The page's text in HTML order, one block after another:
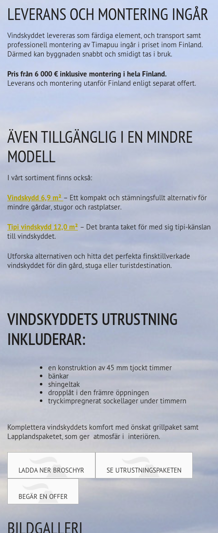
LEVERANS OCH MONTERING INGÅR
Vindskyddet levereras som färdiga element, och transport samt
professionell montering av Timapuu ingår i priset inom Finland.
Därmed kan byggnaden snabbt och smidigt tas i bruk.
Pris från 6 000 € inklusive montering i hela Finland.
Leverans och montering utanför Finland enligt separat offert.
ÄVEN TILLGÄNGLIG I EN MINDRE
MODELL
I vårt sortiment finns också:
Vindskydd 6,9 m² – Ett kompakt och stämningsfullt alternativ för
mindre gårdar, stugor och rastplatser.
Tipi vindskydd 12,0 m² – Det branta taket för med sig tipi-känslan
till vindskyddet.
Utforska alternativen och hitta det perfekta finsktillverkade
vindskyddet för din gård, stuga eller turistdestination.
VINDSKYDDETS UTRUSTNING
INKLUDERAR:
en konstruktion av 45 mm tjockt timmer
bänkar
shingeltak
dropplåt i den främre öppningen
tryckimpregnerat sockellager under timmern
Komplettera vindskyddets komfort med önskat grillpaket samt
Lapplandspaketet, som ger atmosfär i interiören.
LADDA NER BROSCHYR SE UTRUSTNINGSPAKETEN
BEGÄR EN OFFER
BILDGALLERI